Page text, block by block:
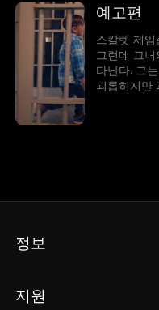
예고편
스칼렛 제
그런데 그
타난다. 그
괴롭히지만
정보
지원